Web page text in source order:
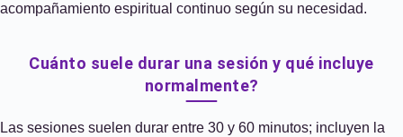
acompañamiento espiritual continuo según su necesidad.
Cuánto suele durar una sesión y qué incluye
normalmente?
Las sesiones suelen durar entre 30 y 60 minutos; incluyen la